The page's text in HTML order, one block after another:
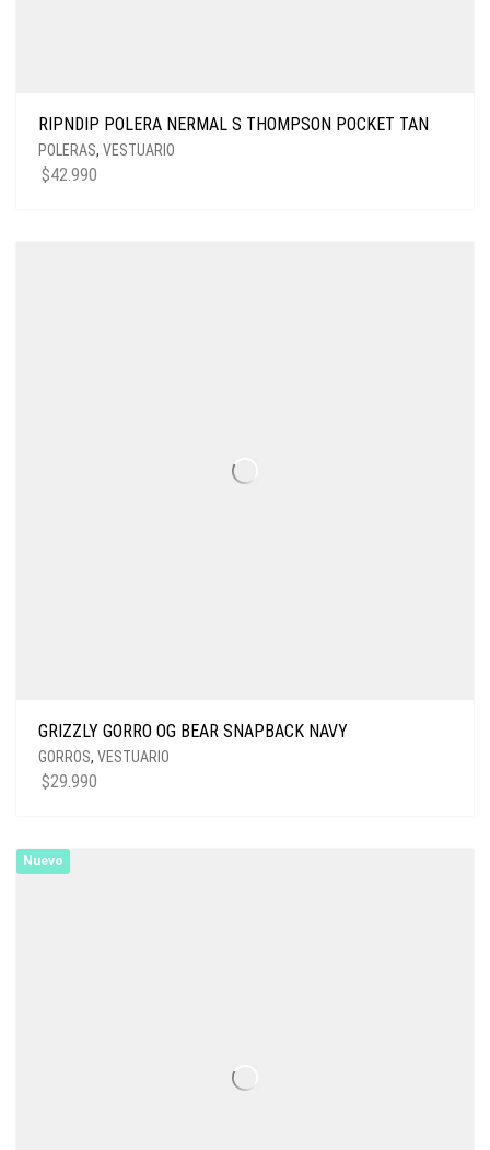
RIPNDIP POLERA NERMAL S THOMPSON POCKET TAN
POLERAS, VESTUARIO
$42.990
GRIZZLY GORRO OG BEAR SNAPBACK NAVY
GORROS, VESTUARIO
$29.990
Nuevo